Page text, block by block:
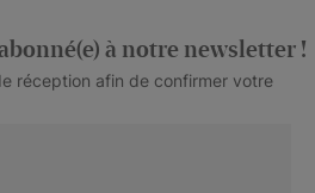
à notre newsletter !
réception afin de confirmer votre